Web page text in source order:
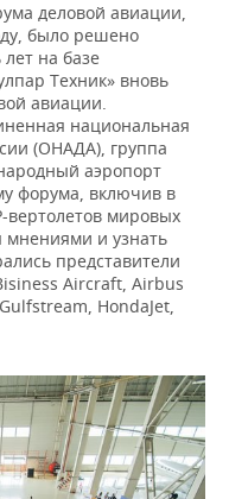
деловой авиации,
было решено
на базе
Техник» вновь
авиации.
национальная
(ОНАДА), группа
аэропорт
форума, включив в
вертолетов мировых
мнениями и узнать
представители
Aircraft, Airbus
HondaJet,